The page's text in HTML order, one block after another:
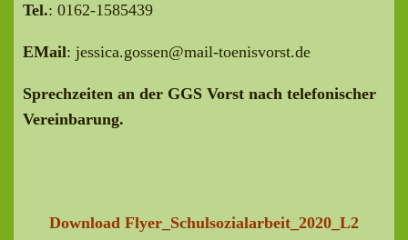
Tel.: 0162-1585439
EMail: jessica.gossen@mail-toenisvorst.de
Sprechzeiten an der GGS Vorst nach telefonischer
Vereinbarung.
Download Flyer_Schulsozialarbeit_2020_L2